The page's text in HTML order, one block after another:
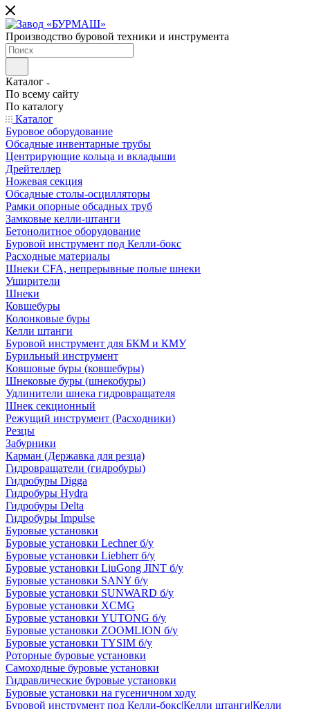
Производство буровой техники и инструмента
Каталог
По всему сайту
По каталогу
Каталог
Буровое оборудование
Обсадные инвентарные трубы
Центрирующие кольца и вкладыши
Дрейтеллер
Ножевая секция
Обсадные столы-осцилляторы
Рамки опорные обсадных труб
Замковые келли-штанги
Бетонолитное оборудование
Буровой инструмент под Келли-бокс
Расходные материалы
Шнеки CFA, непрерывные полые шнеки
Уширители
Шнеки
Ковшебуры
Колонковые буры
Келли штанги
Буровой инструмент для БКМ и КМУ
Бурильный инструмент
Ковшовые буры (ковшебуры)
Шнековые буры (шнекобуры)
Удлинители шнека гидровращателя
Шнек секционный
Режущий инструмент (Расходники)
Резцы
Забурники
Карман (Державка для резца)
Гидровращатели (гидробуры)
Гидробуры Digga
Гидробуры Hydra
Гидробуры Delta
Гидробуры Impulse
Буровые установки
Буровые установки Lechner б/у
Буровые установки Liebherr б/у
Буровые установки LiuGong JINT б/у
Буровые установки SANY б/у
Буровые установки SUNWARD б/у
Буровые установки XCMG
Буровые установки YUTONG б/у
Буровые установки ZOOMLION б/у
Буровые установки TYSIM б/у
Роторные буровые установки
Самоходные буровые установки
Гидравлические буровые установки
Буровые установки на гусеничном ходу
Буровой инструмент под Келли-бокс|Келли штанги|Келли